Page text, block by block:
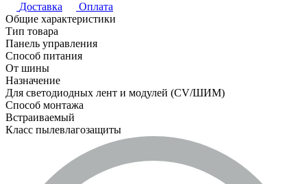
Доставка
Оплата
Общие характеристики
Тип товара
Панель управления
Способ питания
От шины
Назначение
Для светодиодных лент и модулей (CV/ШИМ)
Способ монтажа
Встраиваемый
Класс пылевлагозащиты